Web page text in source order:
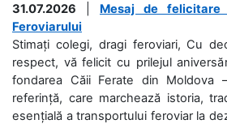
31.07.2026
Mesaj de
Feroviarului
Stimați colegi, dragi feroviari, Cu
respect, vă felicit cu prilejul
fondarea Căii Ferate din Moldova
referință, care marchează istoria,
esențială a transportului feroviar la